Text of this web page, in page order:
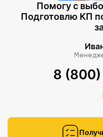
Помогу с
Подготовлю КП
8